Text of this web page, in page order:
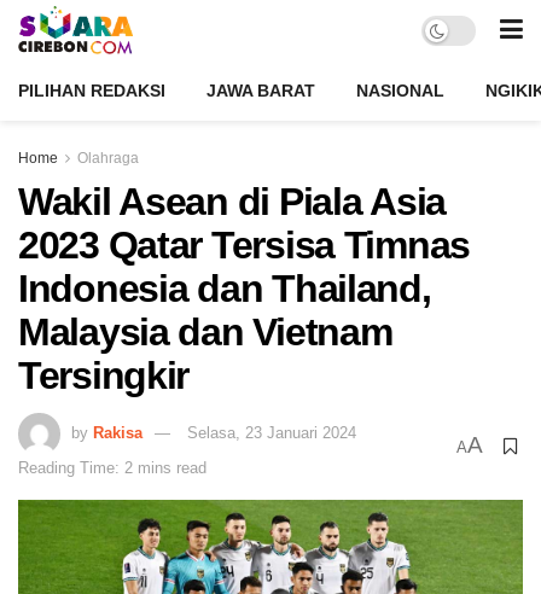
PILIHAN REDAKSI JAWA BARAT NASIONAL
Home Olahraga
Wakil Asean di Piala Asia
2023 Qatar Tersisa Timnas
Indonesia dan Thailand,
Malaysia dan Vietnam
Tersingkir
by Rakisa
Selasa, 23 Januari 2024
Reading Time: 2 mins read
AA